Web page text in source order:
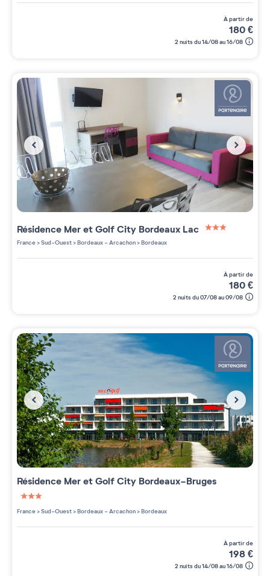
à partir de
180€
2 nuits du 14/08 au 16/08
Résidence Mer et Golf City Bordeaux Lac
France>Sud-Ouest>Bordeaux - Arcachon>Bordeaux
à partir de
180€
2 nuits du 07/08 au 09/08
Résidence Mer et Golf City Bordeaux-Bruges
3 étoiles sur 5
France>Sud-Ouest>Bordeaux - Arcachon>Bordeaux
à partir de
198€
2 nuits du 14/08 au 16/08